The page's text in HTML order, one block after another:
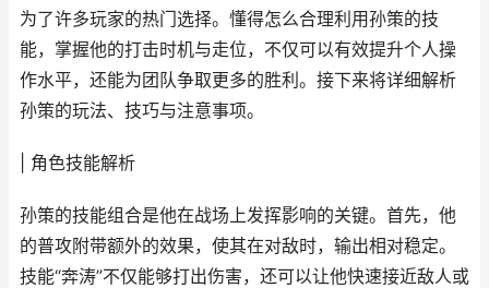
为了许多玩家的热门选择。懂得怎么合理利用孙策的技
能，掌握他的打击时机与走位，不仅可以有效提升个人操
作水平，还能为团队争取更多的胜利。接下来将详细解析
孙策的玩法、技巧与注意事项。
| 角色技能解析
孙策的技能组合是他在战场上发挥影响的关键。首先，他
的普攻附带额外的效果，使其在对敌时，输出相对稳定。
技能“奔涛”不仅能够打出伤害，还可以让他快速接近敌人或